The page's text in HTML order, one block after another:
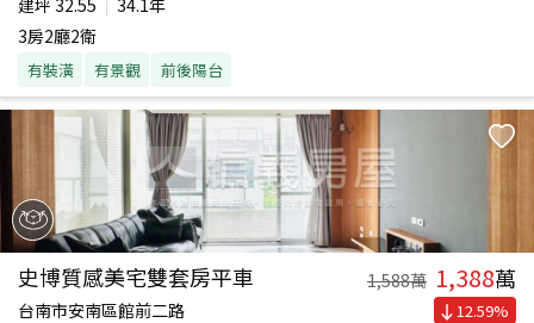
建坪 32.55
34.1年
3房2廳2衛
有裝潢 有景觀 前後陽台
史博質感美宅雙套房平車 1,588萬 1,388萬
台南市安南區館前二路
12.59%